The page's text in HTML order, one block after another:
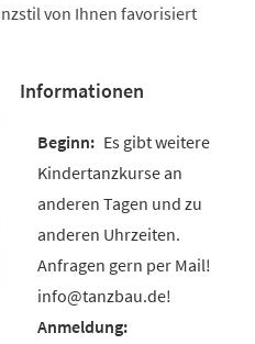
von Ihnen favorisiert
Informationen
Es gibt weitere
Kindertanzkurse an
anderen Tagen und zu
anderen Uhrzeiten.
Anfragen gern per Mail!
info@tanzbau.de!